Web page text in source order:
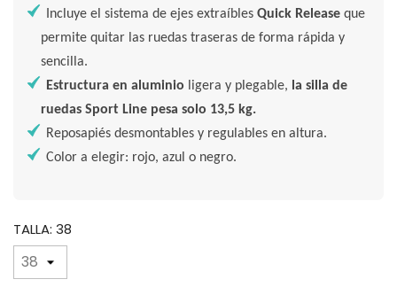
Incluye el sistema de ejes extraíblesQuick Release que
permite quitar las ruedas traseras de forma rápida y
sencilla.
Estructura en aluminio ligera y plegable, la silla de
ruedas Sport Line pesa solo 13,5 kg.
Reposapiés desmontables y regulables en altura.
Color a elegir: rojo, azul o negro.
TALLA: 38